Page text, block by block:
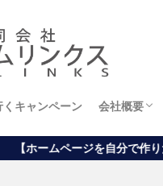
キャンペーン 会社概要
経営理念
で作りたい方向け】ワードプ